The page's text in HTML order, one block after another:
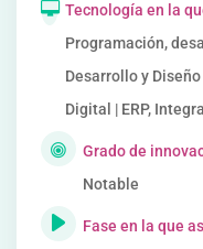
Tecnología en la
Programación,
Desarrollo y
Digital | ERP,
Grado de
Notable
Fase en la que